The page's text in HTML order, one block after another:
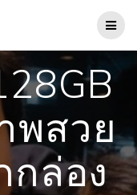
พสวย
กล่อง